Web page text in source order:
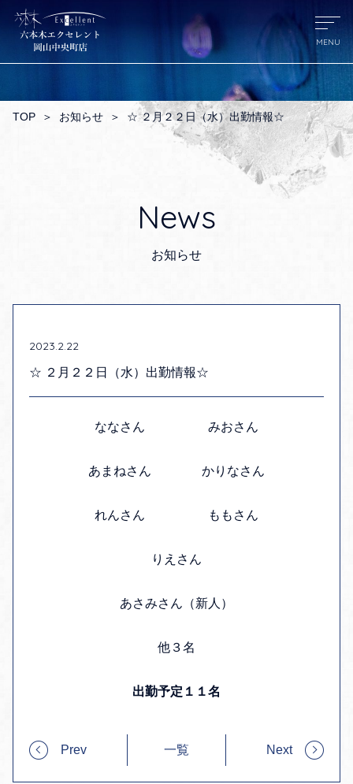
TOP ＞ お知らせ ＞ ☆ ２月２２日（水）出勤情報☆
News
お知らせ
2023.2.22
☆ ２月２２日（水）出勤情報☆
ななさん みおさん
あまねさん かりなさん
れんさん ももさん
りえさん
あさみさん（新人）
他３名
出勤予定１１名
Prev 一覧 Next